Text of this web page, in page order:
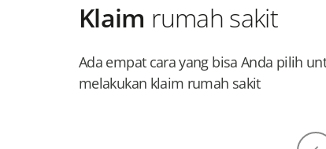
Klaim rumah sakit
Ada empat cara yang bisa Anda pilih
melakukan klaim rumah sakit